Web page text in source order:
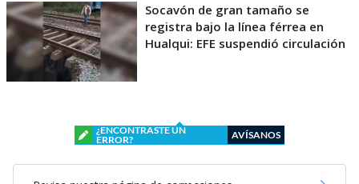
Socavón de gran tamaño se
registra bajo la línea férrea en
Hualqui: EFE suspendió circulación
¿ENCONTRASTE UN
ERROR?
AVÍSANOS